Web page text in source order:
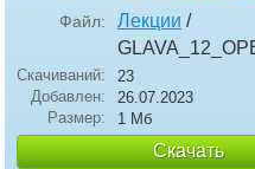
Файл: Лекции /
Скачиваний:
23
Добавлен:
26.07.2023
Размер:
1 Мб
Скачать